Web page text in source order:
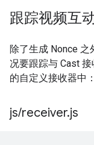
跟踪视频互
除了生成 Nonce 之
况要跟踪与 Cast
的自定义接收器中：
js/receiver.js